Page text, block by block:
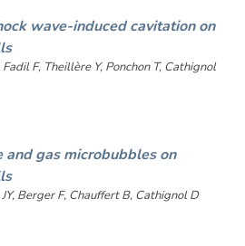
wave-induced cavitation on
F, Theillère Y, Ponchon T, Cathignol
gas microbubbles on
Berger F, Chauffert B, Cathignol D